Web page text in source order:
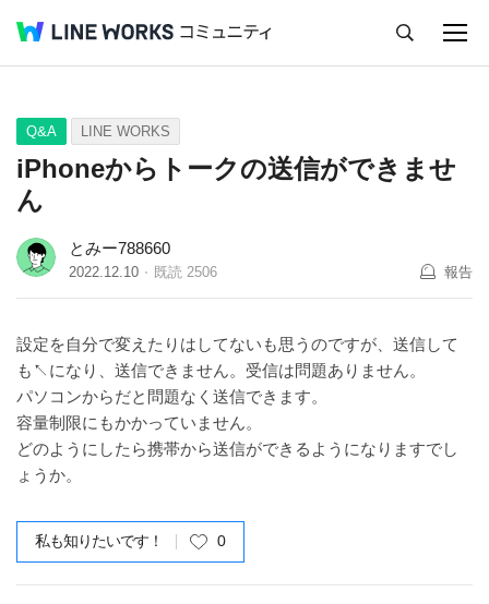
Q&A Tips Ideas
Q&A LINE WORKS
iPhoneからトークの送信ができませ
ん
とみー788660
2022.12.10 既読 2506 報告
設定を自分で変えたりはしてないも思うのですが、送信して
も↖︎になり、送信できません。受信は問題ありません。
パソコンからだと問題なく送信できます。
容量制限にもかかっていません。
どのようにしたら携帯から送信ができるようになりますでし
ょうか。
私も知りたいです！ 0